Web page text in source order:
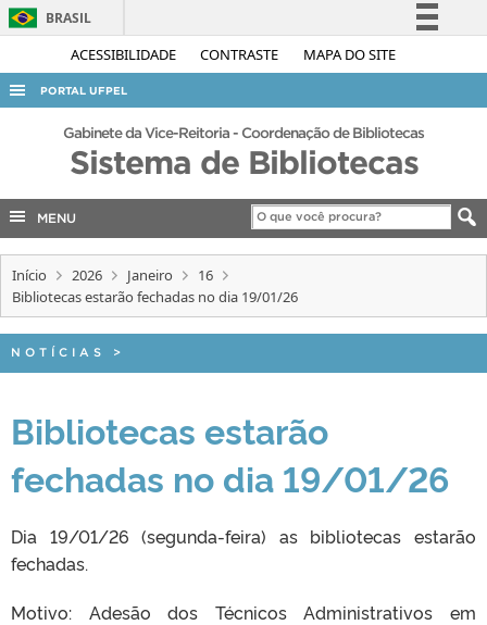
ACESSIBILIDADE CONTRASTE MAPA DO SITE
BRASIL
Simplifique!
Acesso à informação
Canais
PORTAL UFPEL
ACESSO À INFORMAÇÃO
AUDITORIA
COBALTO
CONCURSOS
EDITAIS
OUVIDORIA
TELEFONES
Gabinete da Vice-Reitoria - Coordenação de Bibliotecas
Sistema de Bibliotecas
MENU
Início 2026 Janeiro
16
Bibliotecas estarão fechadas no dia 19/01/26
NOTÍCIAS >
Bibliotecas estarão
fechadas no dia 19/01/26
Dia 19/01/26 (segunda-feira) as bibliotecas estarão
fechadas.
Motivo: Adesão dos Técnicos Administrativos em